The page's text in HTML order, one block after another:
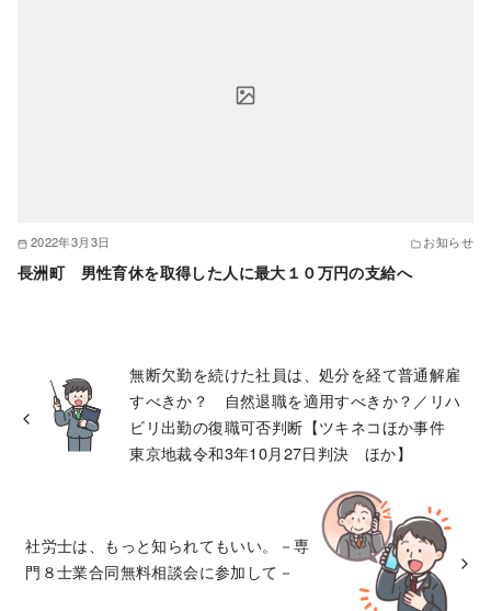
2022年3月3日 お知らせ
長洲町 男性育休を取得した人に最大１０万円の支給へ
無断欠勤を続けた社員は、処分を経て普通解雇
すべきか？ 自然退職を適用すべきか？／リハ
ビリ出勤の復職可否判断【ツキネコほか事件
東京地裁令和3年10月27日判決 ほか】
社労士は、もっと知られてもいい。－専
門８士業合同無料相談会に参加して－